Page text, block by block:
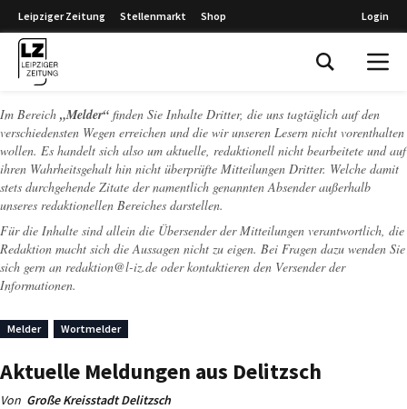
Leipziger Zeitung Stellenmarkt Shop Login
Im Bereich „Melder“ finden Sie Inhalte Dritter, die uns tagtäglich auf den
verschiedensten Wegen erreichen und die wir unseren Lesern nicht vorenthalten
wollen. Es handelt sich also um aktuelle, redaktionell nicht bearbeitete und auf
ihren Wahrheitsgehalt hin nicht überprüfte Mitteilungen Dritter. Welche damit
stets durchgehende Zitate der namentlich genannten Absender außerhalb
unseres redaktionellen Bereiches darstellen.
Für die Inhalte sind allein die Übersender der Mitteilungen verantwortlich, die
Redaktion macht sich die Aussagen nicht zu eigen. Bei Fragen dazu wenden Sie
sich gern an redaktion@l-iz.de oder kontaktieren den Versender der
Informationen.
Melder Wortmelder
Aktuelle Meldungen aus Delitzsch
Von Große Kreisstadt Delitzsch